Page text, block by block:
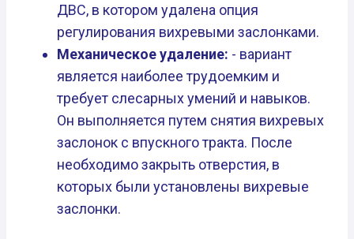
ДВС, в котором удалена опция
регулирования вихревыми заслонками.
Механическое удаление: - вариант
является наиболее трудоемким и
требует слесарных умений и навыков.
Он выполняется путем снятия вихревых
заслонок с впускного тракта. После
необходимо закрыть отверстия, в
которых были установлены вихревые
заслонки.